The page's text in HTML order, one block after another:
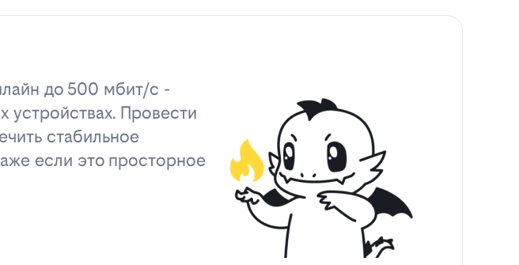
до 500 мбит/с -
устройствах. Провести
стабильное
если это просторное